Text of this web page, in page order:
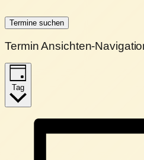
Termine suchen
Termin Ansichten-
Tag